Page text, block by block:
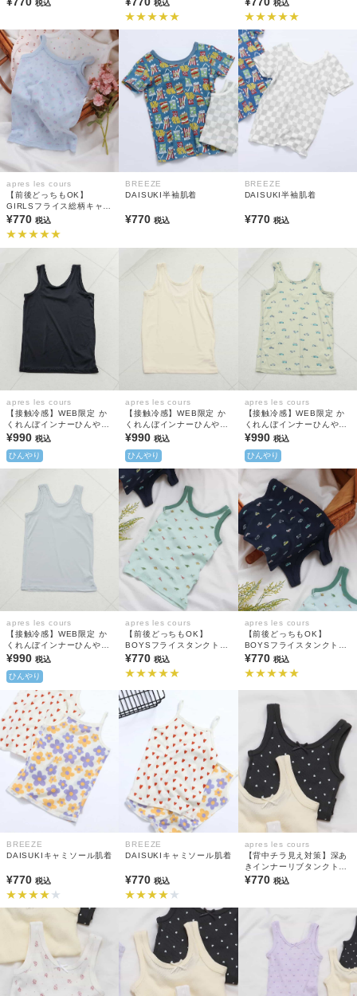
税込 税込 税込
apres les cours
【前後どっちもOK】
GIRLSフライス総柄キャミ
ソール(綿100%)
¥770 税込
BREEZE
DAISUKI半袖肌着
¥770税込
BREEZE
DAISUKI半袖肌着
¥770 税込
apres les cours
【接触冷感】WEB限定 か
くれんぼインナーひんやり
天竺 タンクトップ
¥990 税込
ひんやり
apres les cours
【接触冷感】WEB限定 か
くれんぼインナーひんやり
天竺 タンクトップ
¥990税込
ひんやり
apres les cours
【接触冷感】WEB限定 か
くれんぼインナーひんやり
天竺 タンクトップ
¥990 税込
ひんやり
apres les cours
【接触冷感】WEB限定 か
くれんぼインナーひんやり
天竺 タンクトップ
¥990 税込
ひんやり
apres les cours
【前後どっちもOK】
BOYSフライスタンクトッ
プ(綿100%)
¥770税込
apres les cours
【前後どっちもOK】
BOYSフライスタンクトッ
プ(綿100%)
¥770 税込
BREEZE
DAISUKIキャミソール肌着
¥770 税込
BREEZE
DAISUKIキャミソール肌着
¥770税込
apres les cours
【背中チラ見え対策】深あ
きインナーリブタンクトッ
プ(綿100%)
¥770 税込